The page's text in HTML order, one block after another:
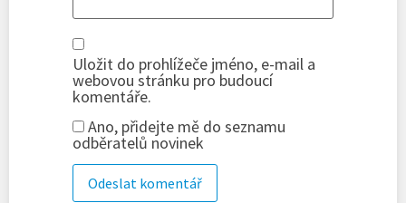
Uložit do prohlížeče jméno, e-mail a
webovou stránku pro budoucí
komentáře.
Ano, přidejte mě do seznamu
odběratelů novinek